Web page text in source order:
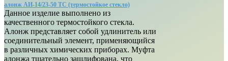
алонж АИ-14/23-50 ТС (термостойкое стекло)
Данное изделие выполнено из
качественного термостойкого стекла.
Алонж представляет собой удлинитель или
соединительный элемент, применяющийся
в различных химических приборах. Муфта
алонжа тщательно зашлифована, что